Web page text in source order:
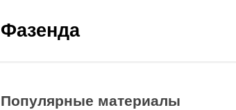
Фазенда
Популярные материалы